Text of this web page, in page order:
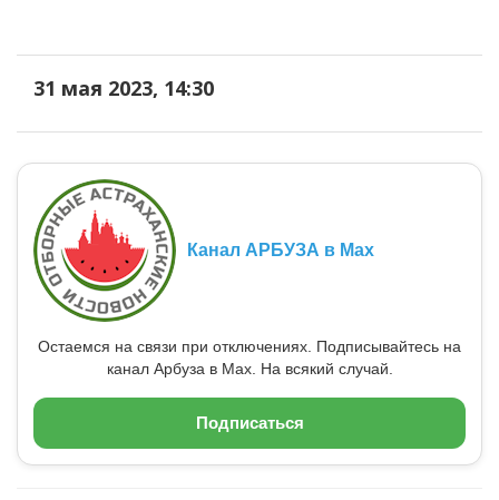
31 мая 2023, 14:30
Канал АРБУЗА в Max
Остаемся на связи при отключениях. Подписывайтесь на
канал Арбуза в Max. На всякий случай.
Подписаться